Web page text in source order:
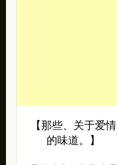
【那些、关于爱情
的味道。】